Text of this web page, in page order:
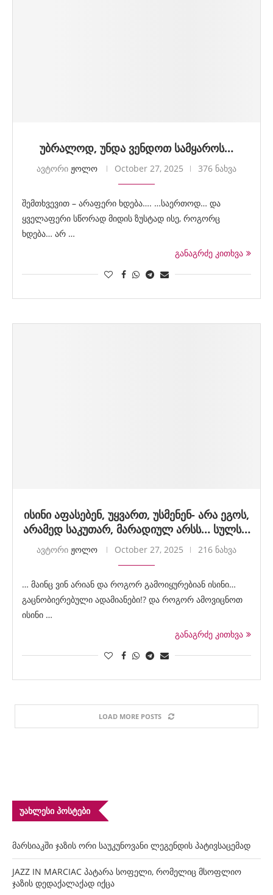
უბრალოდ, უნდა ვენდოთ სამყაროს…
ავტორი ჟოლო October 27, 2025 376 ნახვა
შემთხვევით – არაფერი ხდება…. …საერთოდ… და
ყველაფერი სწორად მიდის ზუსტად ისე, როგორც
ხდება… არ …
განაგრძე კითხვა
ისინი აფასებენ, უყვართ, უსმენენ- არა ეგოს,
არამედ საკუთარ, მარადიულ არსს… სულს…
ავტორი ჟოლო October 27, 2025 216 ნახვა
… მაინც ვინ არიან და როგორ გამოიყურებიან ისინი…
გაცნობიერებული ადამიანები!? და როგორ ამოვიცნოთ
ისინი …
განაგრძე კითხვა
LOAD MORE POSTS
ᲣᲐᲮᲚᲔᲡᲘ ᲞᲝᲡᲢᲔᲑᲘ
მარსიაკში ჯაზის ორი საუკუნოვანი ლეგენდის პატივსაცემად
JAZZ IN MARCIAC პატარა სოფელი, რომელიც მსოფლიო
ჯაზის დედაქალაქად იქცა